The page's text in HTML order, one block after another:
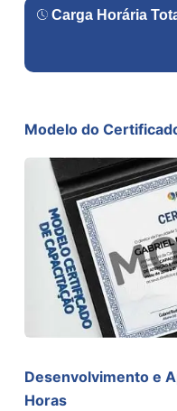
Carga Horária
Modelo do
Desenvolvimento e
Horas